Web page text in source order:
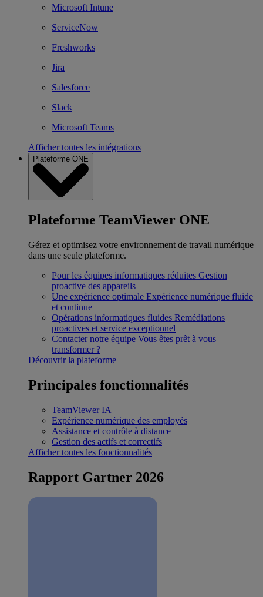
Microsoft Intune
ServiceNow
Freshworks
Jira
Salesforce
Slack
Microsoft Teams
Afficher toutes les intégrations
Plateforme ONE
Plateforme TeamViewer ONE
Gérez et optimisez votre environnement de travail numérique
dans une seule plateforme.
Pour les équipes informatiques réduites Gestion
proactive des appareils
Une expérience optimale Expérience numérique fluide
et continue
Opérations informatiques fluides Remédiations
proactives et service exceptionnel
Contacter notre équipe Vous êtes prêt à vous
transformer ?
Découvrir la plateforme
Principales fonctionnalités
TeamViewer IA
Expérience numérique des employés
Assistance et contrôle à distance
Gestion des actifs et correctifs
Afficher toutes les fonctionnalités
Rapport Gartner 2026